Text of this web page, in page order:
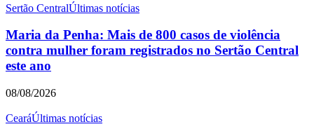
Sertão CentralÚltimas notícias
Maria da Penha: Mais de 800 casos de violência
contra mulher foram registrados no Sertão Central
este ano
08/08/2026
CearáÚltimas notícias